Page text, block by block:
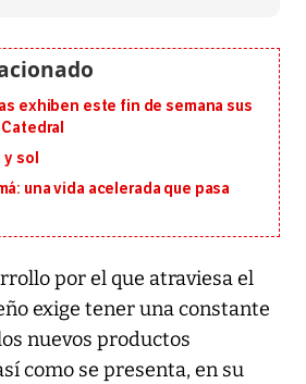
exhiben este fin de semana sus
y sol
una vida acelerada que pasa
por el que atraviesa el
exige tener una constante
nuevos productos
como se presenta, en su